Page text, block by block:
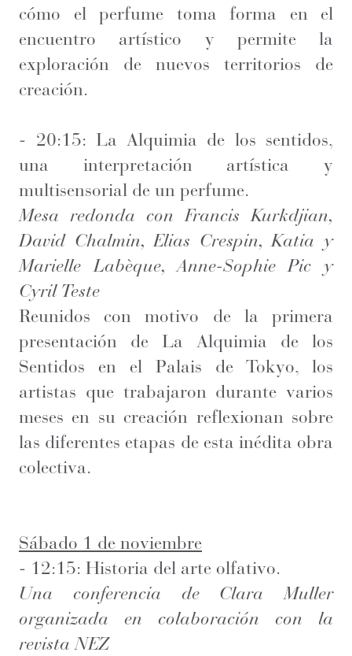
cómo el perfume toma forma en el
encuentro artístico y permite la
exploración de nuevos territorios de
creación.
- 20:15: La Alquimia de los sentidos,
una interpretación artística y
multisensorial de un perfume.
Mesa redonda con Francis Kurkdjian,
David Chalmin, Elias Crespin, Katia y
Marielle Labèque, Anne-Sophie Pic y
Cyril Teste
Reunidos con motivo de la primera
presentación de La Alquimia de los
Sentidos en el Palais de Tokyo, los
artistas que trabajaron durante varios
meses en su creación reflexionan sobre
las diferentes etapas de esta inédita obra
colectiva.
Sábado 1 de noviembre
- 12:15: Historia del arte olfativo.
Una conferencia de Clara Muller
organizada en colaboración con la
revista NEZ